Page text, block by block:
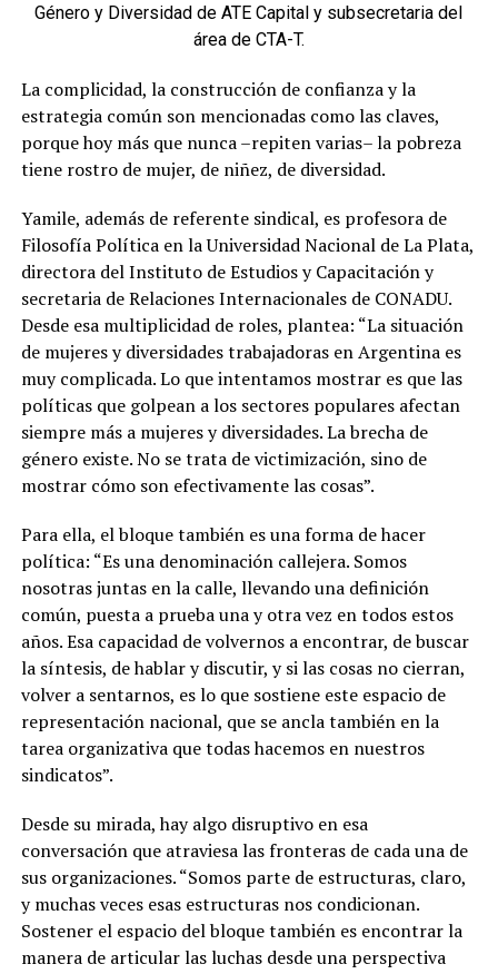
Género y Diversidad de ATE Capital y subsecretaria del
área de CTA-T.
La complicidad, la construcción de confianza y la
estrategia común son mencionadas como las claves,
porque hoy más que nunca –repiten varias– la pobreza
tiene rostro de mujer, de niñez, de diversidad.
Yamile, además de referente sindical, es profesora de
Filosofía Política en la Universidad Nacional de La Plata,
directora del Instituto de Estudios y Capacitación y
secretaria de Relaciones Internacionales de CONADU.
Desde esa multiplicidad de roles, plantea: “La situación
de mujeres y diversidades trabajadoras en Argentina es
muy complicada. Lo que intentamos mostrar es que las
políticas que golpean a los sectores populares afectan
siempre más a mujeres y diversidades. La brecha de
género existe. No se trata de victimización, sino de
mostrar cómo son efectivamente las cosas”.
Para ella, el bloque también es una forma de hacer
política: “Es una denominación callejera. Somos
nosotras juntas en la calle, llevando una definición
común, puesta a prueba una y otra vez en todos estos
años. Esa capacidad de volvernos a encontrar, de buscar
la síntesis, de hablar y discutir, y si las cosas no cierran,
volver a sentarnos, es lo que sostiene este espacio de
representación nacional, que se ancla también en la
tarea organizativa que todas hacemos en nuestros
sindicatos”.
Desde su mirada, hay algo disruptivo en esa
conversación que atraviesa las fronteras de cada una de
sus organizaciones. “Somos parte de estructuras, claro,
y muchas veces esas estructuras nos condicionan.
Sostener el espacio del bloque también es encontrar la
manera de articular las luchas desde una perspectiva